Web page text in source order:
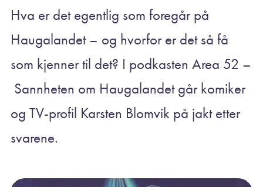
Hva er det egentlig som foregår på
Haugalandet – og hvorfor er det så få
som kjenner til det? I podkasten Area 52 –
Sannheten om Haugalandet går komiker
og TV-profil Karsten Blomvik på jakt etter
svarene.